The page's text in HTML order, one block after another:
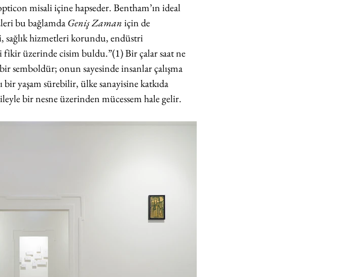
misali içine hapseder. Bentham’ın ideal
bu bağlamda Geniş Zaman için de
sağlık hizmetleri korundu, endüstri
fikir üzerinde cisim buldu.”(1) Bir çalar saat ne
semboldür; onun sayesinde insanlar çalışma
bir yaşam sürebilir, ülke sanayisine katkıda
bir nesne üzerinden mücessem hale gelir.